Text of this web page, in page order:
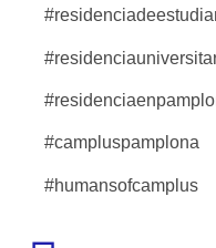
#campluspamplona
#humansofcamplus